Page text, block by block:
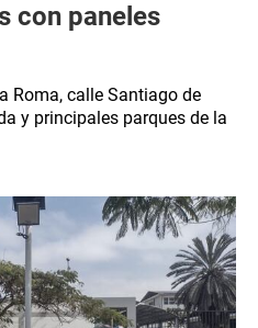
con paneles
Roma, calle Santiago de
y principales parques de la